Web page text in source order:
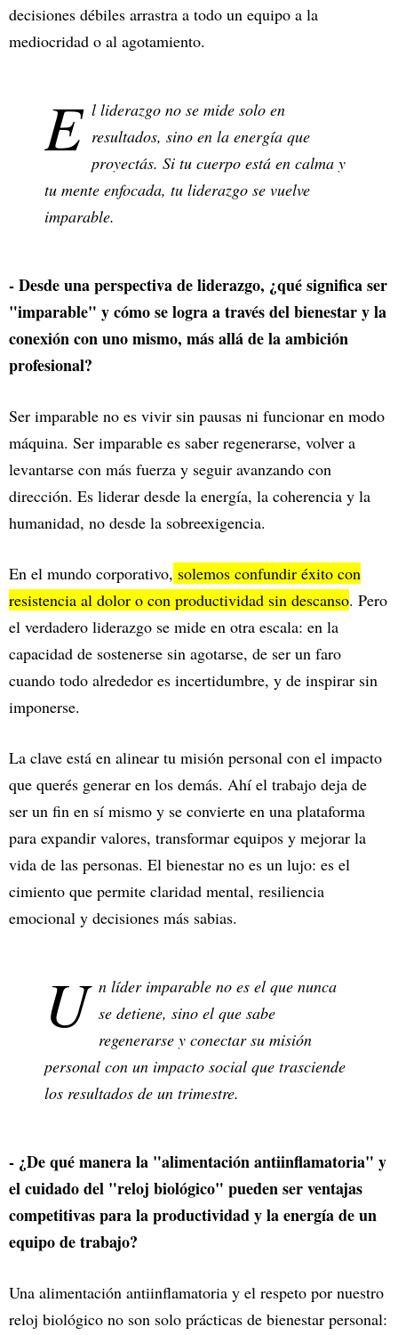
decisiones débiles arrastra a todo un equipo a la
mediocridad o al agotamiento.
E l liderazgo no se mide solo en
resultados, sino en la energía que
proyectás. Si tu cuerpo está en calma y
tu mente enfocada, tu liderazgo se vuelve
imparable.
- Desde una perspectiva de liderazgo, ¿qué significa ser
"imparable" y cómo se logra a través del bienestar y la
conexión con uno mismo, más allá de la ambición
profesional?
Ser imparable no es vivir sin pausas ni funcionar en modo
máquina. Ser imparable es saber regenerarse, volver a
levantarse con más fuerza y seguir avanzando con
dirección. Es liderar desde la energía, la coherencia y la
humanidad, no desde la sobreexigencia.
En el mundo corporativo, solemos confundir éxito con
resistencia al dolor o con productividad sin descanso. Pero
el verdadero liderazgo se mide en otra escala: en la
capacidad de sostenerse sin agotarse, de ser un faro
cuando todo alrededor es incertidumbre, y de inspirar sin
imponerse.
La clave está en alinear tu misión personal con el impacto
que querés generar en los demás. Ahí el trabajo deja de
ser un fin en sí mismo y se convierte en una plataforma
para expandir valores, transformar equipos y mejorar la
vida de las personas. El bienestar no es un lujo: es el
cimiento que permite claridad mental, resiliencia
emocional y decisiones más sabias.
U n líder imparable no es el que nunca
se detiene, sino el que sabe
regenerarse y conectar su misión
personal con un impacto social que trasciende
los resultados de un trimestre.
- ¿De qué manera la "alimentación antiinflamatoria" y
el cuidado del "reloj biológico" pueden ser ventajas
competitivas para la productividad y la energía de un
equipo de trabajo?
Una alimentación antiinflamatoria y el respeto por nuestro
reloj biológico no son solo prácticas de bienestar personal: